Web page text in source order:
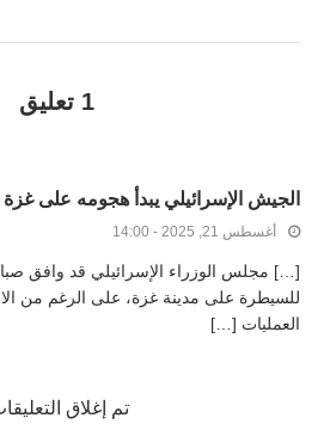
1 تعليق
الجيش الإسرائيلي يبدأ هجومه على
أغسطس 21, 2025 - 14:00
للسيطرة على مدينة غزة، على الرغم من
العمليات […]
تم إغلاق